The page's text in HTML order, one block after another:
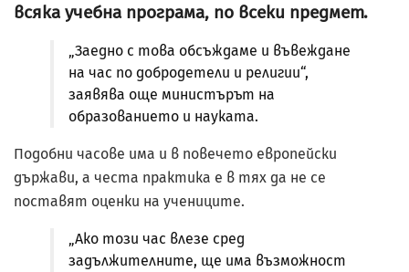
всяка учебна програма, по всеки предмет.
„Заедно с това обсъждаме и въвеждане
на час по добродетели и религии“,
заявява още министърът на
образованието и науката.
Подобни часове има и в повечето европейски
държави, а честа практика е в тях да не се
поставят оценки на учениците.
„Ако този час влезе сред
задължителните, ще има възможност